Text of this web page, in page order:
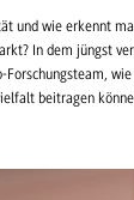
und wie erkennt
In dem jüngst
Forschungsteam,
beitragen